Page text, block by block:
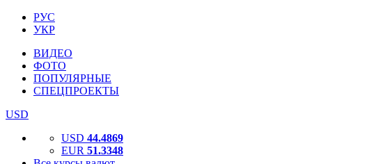
РУС
УКР
ВИДЕО
ФОТО
ПОПУЛЯРНЫЕ
СПЕЦПРОЕКТЫ
USD
USD 44.4869
EUR 51.3348